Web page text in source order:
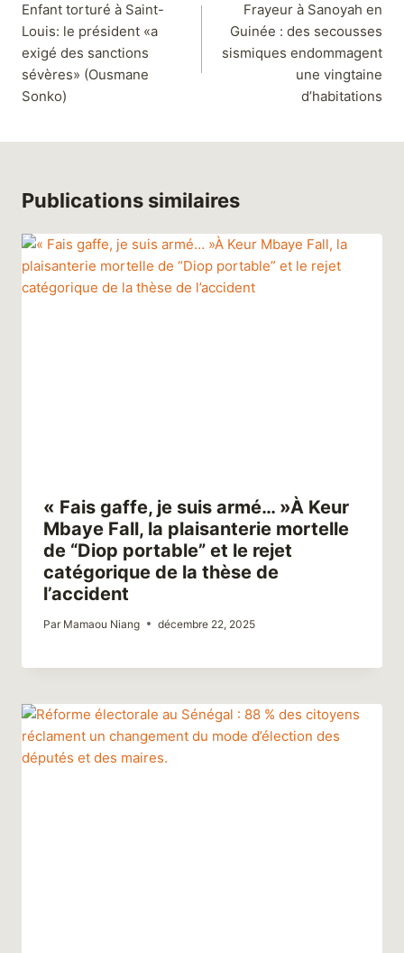
Enfant torturé à Saint-
Louis: le président «a
exigé des sanctions
sévères» (Ousmane
Sonko)
Frayeur à Sanoyah en
Guinée : des secousses
sismiques endommagent
une vingtaine
d’habitations
Publications similaires
« Fais gaffe, je suis armé… »À Keur
Mbaye Fall, la plaisanterie mortelle
de “Diop portable” et le rejet
catégorique de la thèse de
l’accident
Par Mamaou Niang décembre 22, 2025